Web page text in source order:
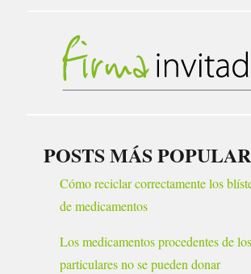
POSTS MÁS
Cómo reciclar correctamente los
de medicamentos
Los medicamentos procedentes de
particulares no se pueden donar